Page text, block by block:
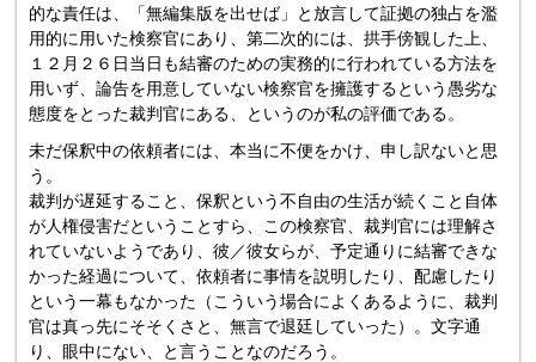
的な責任は、「無編集版を出せば」と放言して証拠の独占を濫
用的に用いた検察官にあり、第二次的には、拱手傍観した上、
１２月２６日当日も結審のための実務的に行われている方法を
用いず、論告を用意していない検察官を擁護するという愚劣な
態度をとった裁判官にある、というのが私の評価である。
未だ保釈中の依頼者には、本当に不便をかけ、申し訳ないと思
う。
裁判が遅延すること、保釈という不自由の生活が続くこと自体
が人権侵害だということすら、この検察官、裁判官には理解さ
れていないようであり、彼／彼女らが、予定通りに結審できな
かった経過について、依頼者に事情を説明したり、配慮したり
という一幕もなかった（こういう場合によくあるように、裁判
官は真っ先にそそくさと、無言で退廷していった）。文字通
り、眼中にない、と言うことなのだろう。